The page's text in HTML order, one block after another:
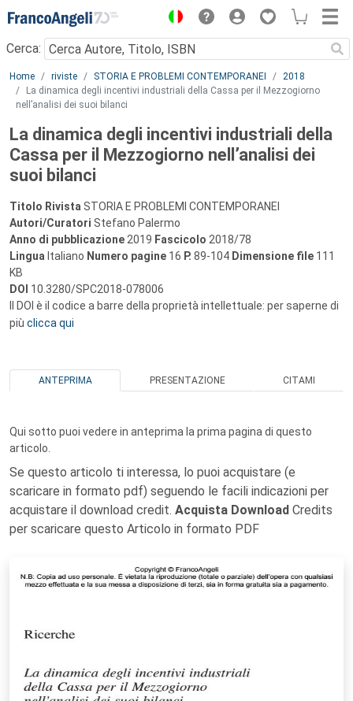
Menu
Cerca:
Main content
Home riviste STORIA E PROBLEMI CONTEMPORANEI
2018
La dinamica degli incentivi industriali della Cassa per il Mezzogiorno
nell’analisi dei suoi bilanci
La dinamica degli incentivi industriali della
Cassa per il Mezzogiorno nell’analisi dei
suoi bilanci
Titolo Rivista STORIA E PROBLEMI CONTEMPORANEI
Autori/Curatori Stefano Palermo
Anno di pubblicazione 2019 Fascicolo 2018/78
Lingua Italiano Numero pagine 16 P. 89-104 Dimensione file 111
KB
DOI 10.3280/SPC2018-078006
Il DOI è il codice a barre della proprietà intellettuale: per saperne di
più clicca qui
ANTEPRIMA PRESENTAZIONE CITAMI
Qui sotto puoi vedere in anteprima la prima pagina di questo
articolo.
Se questo articolo ti interessa, lo puoi acquistare (e
scaricare in formato pdf) seguendo le facili indicazioni per
acquistare il download credit. Acquista Download Credits
per scaricare questo Articolo in formato PDF